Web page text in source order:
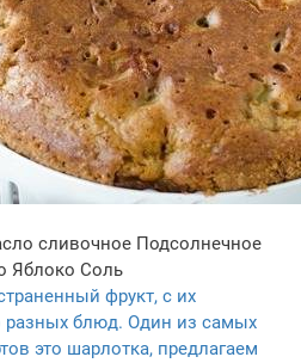
сливочное Подсолнечное
Яблоко Соль
фрукт, с их
блюд. Один из самых
это шарлотка, предлагаем